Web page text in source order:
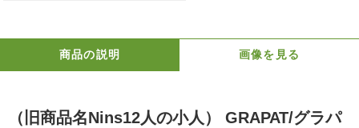
商品の説明 画像を見る
（旧商品名Nins12人の小人） GRAPAT/グラパ